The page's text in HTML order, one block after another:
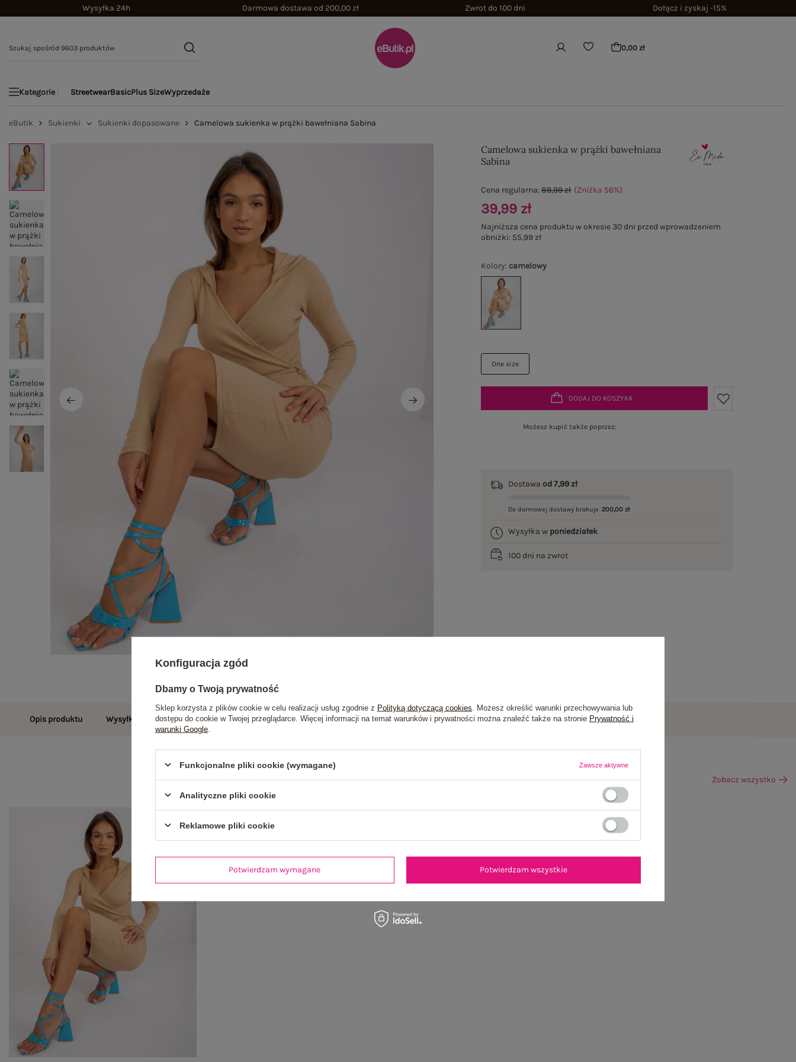
Wysyłka 24h Darmowa dostawa od 200,00 zł Zwrot do 100 dni Dołącz i zyskaj -15%
0,00 zł
Kategorie StreetwearBasicPlus SizeWyprzedaże
eButik Sukienki Sukienki dopasowane Camelowa sukienka w prążki bawełniana Sabina
Camelowa sukienka w prążki bawełniana
Sabina
Kolory: camelowy
One size
Cena regularna:89,99 zł (Zniżka 56%)
39,99 zł
Najniższa cena produktu w okresie 30 dni przed wprowadzeniem
obniżki: 55,99 zł
DODAJ DO KOSZYKA
Możesz kupić także poprzez:
Dostawaod 7,99 zł
Do darmowej dostawy brakuje 200,00 zł
Wysyłka w poniedziałek
100 dni na zwrot
Opis produktu Wysyłka i dostawa Zwroty i reklamacje Opinie o produkcie(0)
Zobacz wszystko
Konfiguracja zgód
Dbamy o Twoją prywatność
Sklep korzysta z plików cookie w celu realizacji usług zgodnie z Polityką dotyczącą cookies . Możesz określić warunki przechowywania lub
dostępu do cookie w Twojej przeglądarce. Więcej informacji na temat warunków i prywatności można znaleźć także na stronie Prywatność i
warunki Google
Funkcjonalne pliki cookie (wymagane) Zawsze aktywne
Analityczne pliki cookie
Reklamowe pliki cookie
Potwierdzam wymagane Potwierdzam wszystkie